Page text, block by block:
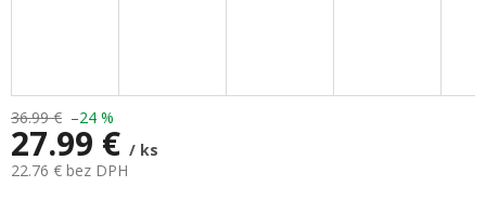
36.99 € –24 %
27.99 € / ks
22.76 € bez DPH